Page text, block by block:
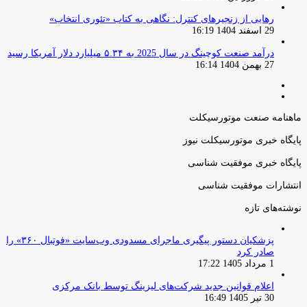
رهایی از زنجیرهای کنترل: نگاهی به کتاب «تئوری انتخاب»
29 اسفند 1404 16:19
درآمد صنعت کوچینگ در سال 2025 به ۵.۳۴ میلیارد دلار آمریکا رسید
27 بهمن 1404 16:14
ماهنامه صنعت موتورسیکلت
پایگاه خبری موتورسیکلت نیوز
پایگاه خبری موفقیت شناسی
انتشارات موفقیت شناسی
نوشته‌های تازه
پزشکیان دستور پیگیری ماجرای مسدودی وب‌سایت «فوتبال ۳۶۰» را
صادر کرد
1 مرداد 1405 17:22
اعلام قوانین جدید شرکت‌های لیزینگ توسط بانک مرکزی
30 تیر 1405 16:49